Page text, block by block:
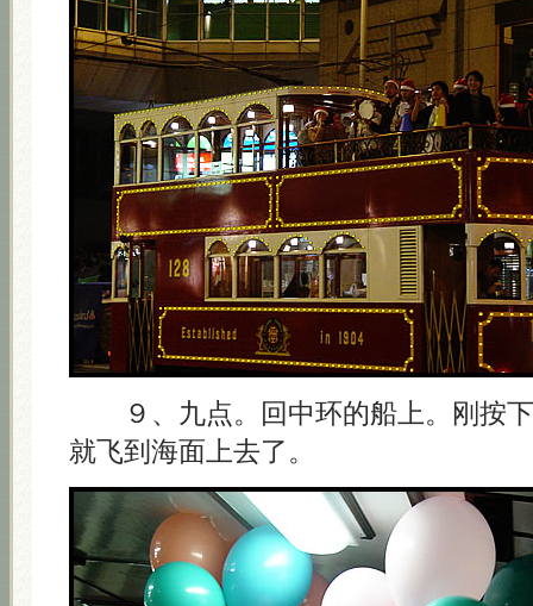
９、九点。回中环的船上。刚按下
就飞到海面上去了。